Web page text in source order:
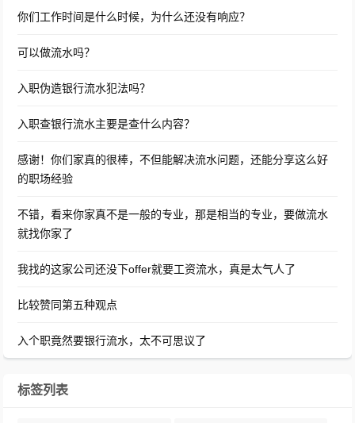
你们工作时间是什么时候，为什么还没有响应？
可以做流水吗？
入职伪造银行流水犯法吗？
入职查银行流水主要是查什么内容？
感谢！你们家真的很棒，不但能解决流水问题，还能分享这么好
的职场经验
不错，看来你家真不是一般的专业，那是相当的专业，要做流水
就找你家了
我找的这家公司还没下offer就要工资流水，真是太气人了
比较赞同第五种观点
入个职竟然要银行流水，太不可思议了
标签列表